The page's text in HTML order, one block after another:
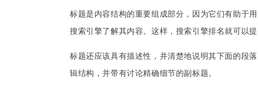
标题是内容结构的重要组成部分，因为它们有助于
搜索引擎了解其内容。这样，搜索引擎排名就可以提
标题还应该具有描述性，并清楚地说明其下面的段
辑结构，并带有讨论精确细节的副标题。